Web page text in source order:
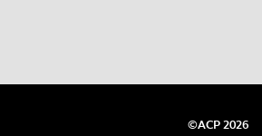
©ACP 2026